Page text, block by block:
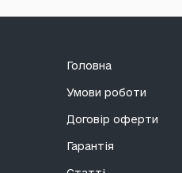
Головна
Умови роботи
Договір оферти
Гарантія